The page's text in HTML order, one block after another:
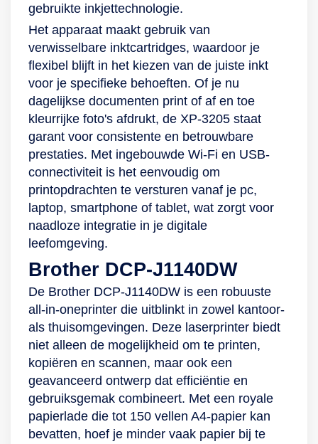
gebruikte inkjettechnologie.
Het apparaat maakt gebruik van
verwisselbare inktcartridges, waardoor je
flexibel blijft in het kiezen van de juiste inkt
voor je specifieke behoeften. Of je nu
dagelijkse documenten print of af en toe
kleurrijke foto's afdrukt, de XP-3205 staat
garant voor consistente en betrouwbare
prestaties. Met ingebouwde Wi-Fi en USB-
connectiviteit is het eenvoudig om
printopdrachten te versturen vanaf je pc,
laptop, smartphone of tablet, wat zorgt voor
naadloze integratie in je digitale
leefomgeving.
Brother DCP-J1140DW
De Brother DCP-J1140DW is een robuuste
all-in-oneprinter die uitblinkt in zowel kantoor-
als thuisomgevingen. Deze laserprinter biedt
niet alleen de mogelijkheid om te printen,
kopiëren en scannen, maar ook een
geavanceerd ontwerp dat efficiëntie en
gebruiksgemak combineert. Met een royale
papierlade die tot 150 vellen A4-papier kan
bevatten, hoef je minder vaak papier bij te